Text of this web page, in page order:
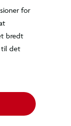
helt
BR.dk